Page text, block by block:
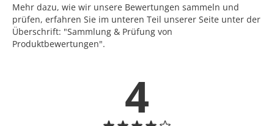
Mehr dazu, wie wir unsere Bewertungen sammeln und
prüfen, erfahren Sie im unteren Teil unserer Seite unter der
Überschrift: "Sammlung & Prüfung von
Produktbewertungen".
4